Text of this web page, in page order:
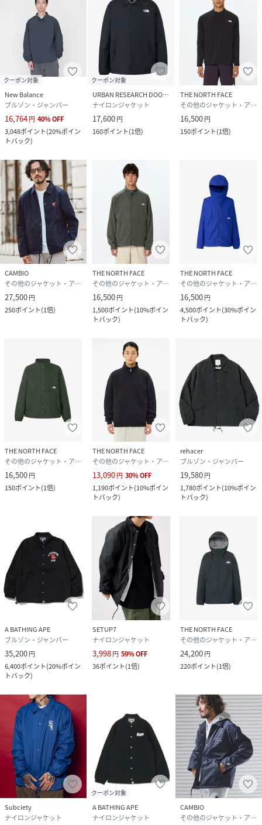
クーポン対象
New Balance
ブルゾン・ジャンパー
16,764円 40%OFF
3,048ポイント(20%ポイン
トバック)
クーポン対象
URBAN RESEARCH DOORS
ナイロンジャケット
17,600円
160ポイント(1倍)
THE NORTH FACE
その他のジャケット・アウター
16,500円
150ポイント(1倍)
CAMBIO
その他のジャケット・アウター
27,500円
250ポイント(1倍)
THE NORTH FACE
その他のジャケット・アウター
16,500円
1,500ポイント(10%ポイン
トバック)
THE NORTH FACE
その他のジャケット・アウター
16,500円
4,500ポイント(30%ポイン
トバック)
THE NORTH FACE
その他のジャケット・アウター
16,500円
150ポイント(1倍)
THE NORTH FACE
その他のジャケット・アウター
13,090円 30%OFF
1,190ポイント(10%ポイン
トバック)
rehacer
ブルゾン・ジャンパー
19,580円
1,780ポイント(10%ポイン
トバック)
A BATHING APE
ブルゾン・ジャンパー
35,200円
6,400ポイント(20%ポイン
トバック)
SETUP7
ナイロンジャケット
3,998円 59%OFF
36ポイント(1倍)
THE NORTH FACE
その他のジャケット・アウター
24,200円
220ポイント(1倍)
Subciety
ナイロンジャケット
クーポン対象
A BATHING APE
ナイロンジャケット
CAMBIO
その他のジャケット・アウター